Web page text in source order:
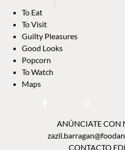
AVISO DE
TÉRMINOS Y